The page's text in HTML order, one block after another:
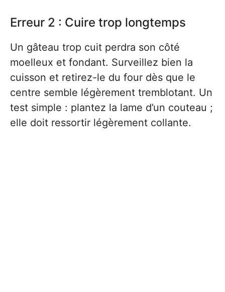
Erreur 2 : Cuire trop longtemps
Un gâteau trop cuit perdra son côté
moelleux et fondant. Surveillez bien la
cuisson et retirez-le du four dès que le
centre semble légèrement tremblotant. Un
test simple : plantez la lame d’un couteau ;
elle doit ressortir légèrement collante.